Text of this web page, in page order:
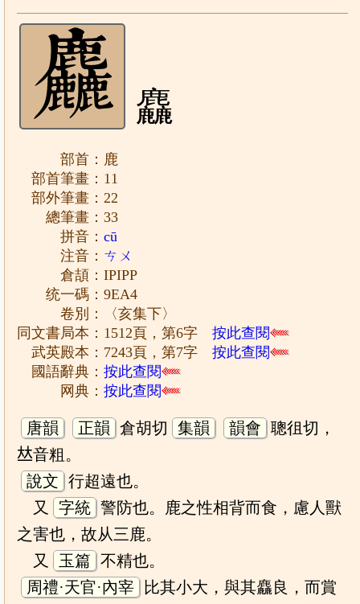
麤
部首：鹿
部首筆畫：11
部外筆畫：22
總筆畫：33
拼音：cū
注音： ㄘㄨ
倉頡：IPIPP
统一碼：9EA4
卷別：〈亥集下〉
同文書局本：1512頁，第6字按此查閱
武英殿本：7243頁，第7字按此查閱
國語辭典：按此查閱
网典：按此查閱
唐韻 正韻 倉胡切 集韻 韻會 聰徂切，
𠀤音粗。
說文 行超遠也。
又
字統 警防也。鹿之性相背而食，慮人獸
之害也，故从三鹿。
又
玉篇 不精也。
周禮·天官·內宰
比其小大，與其麤良，而賞